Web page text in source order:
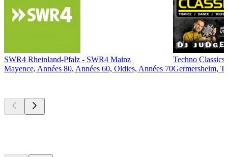
SWR4 Rheinland-Pfalz - SWR4 Mainz
Mayence, Années 80, Années 60, Oldies, Années 70
Techno Classics
Germersheim,